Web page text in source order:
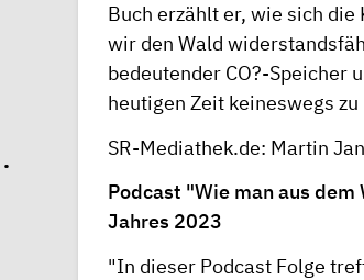
•
Buch erzählt er, wie sich
wir den Wald
bedeutender CO?-Speicher
heutigen Zeit keineswegs
SR-Mediathek.de: Martin
Podcast "Wie man aus
Jahres 2023
"In dieser Podcast Folge